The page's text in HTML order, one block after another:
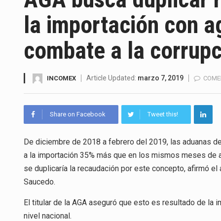
La Coalition for a Prosperous
Solo el 17.8 % de las
Ante la suspensión temporal
Los créditos fiscales
La industria automotriz
La inversión fija bruta en
El gobierno de Estados
El Departamento de
la importación con
combate a la
INCOMEX Article Updated: marzo 7, 2019
Share on Facebook Tweet this!
De diciembre de 2018 a febrero del 2019, las aduanas
a la importación 35% más que en los mismos meses
se duplicaría la recaudación por este concepto, afirmó
Saucedo.
El titular de la AGA aseguró que esto es resultado de la
nivel nacional.